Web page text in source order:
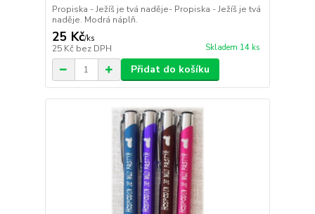
Propiska - Ježíš je tvá naděje- Propiska - Ježíš je tvá
naděje. Modrá náplň.
25 Kč/ks
25 Kč bez DPH Skladem 14 ks
Přidat do košíku